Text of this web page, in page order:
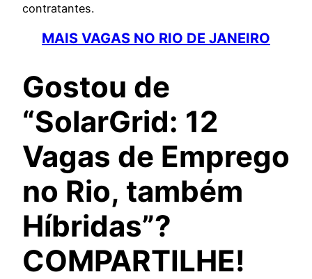
contratantes.
MAIS VAGAS NO RIO DE JANEIRO
Gostou de
“SolarGrid: 12
Vagas de Emprego
no Rio, também
Híbridas”?
COMPARTILHE!